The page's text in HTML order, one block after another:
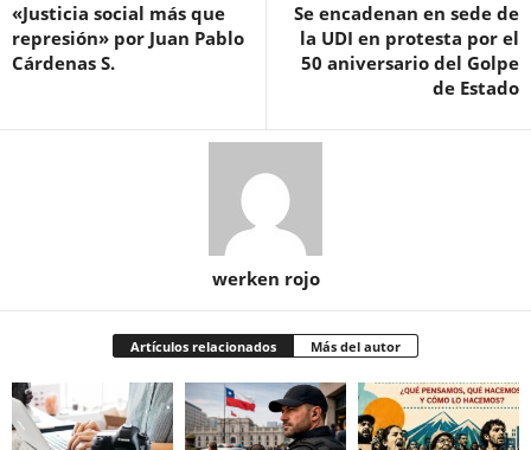
«Justicia social más que
represión» por Juan Pablo
Cárdenas S.
Se encadenan en sede de
la UDI en protesta por el
50 aniversario del Golpe
de Estado
werken rojo
Artículos relacionados Más del autor